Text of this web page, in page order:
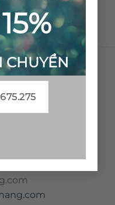
CHUYỂN
VIỆT NAM
Huyện Mộ
Ngãi, Việt Nam